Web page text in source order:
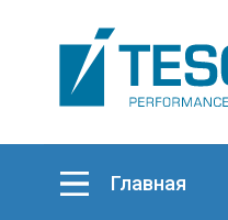
Главная